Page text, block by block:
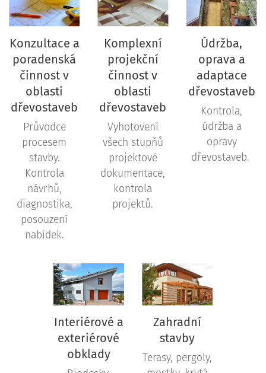
Konzultace a
poradenská
činnost v
oblasti
dřevostaveb
Průvodce
procesem
stavby.
Kontrola
návrhů,
diagnostika,
posouzení
nabídek.
Komplexní
projekční
činnost v
oblasti
dřevostaveb
Vyhotovení
všech stupňů
projektové
dokumentace,
kontrola
projektů.
Údržba,
oprava a
adaptace
dřevostaveb
Kontrola,
údržba a
opravy
dřevostaveb.
Interiérové a
exteriérové
obklady
Zahradní
stavby
Terasy, pergoly,